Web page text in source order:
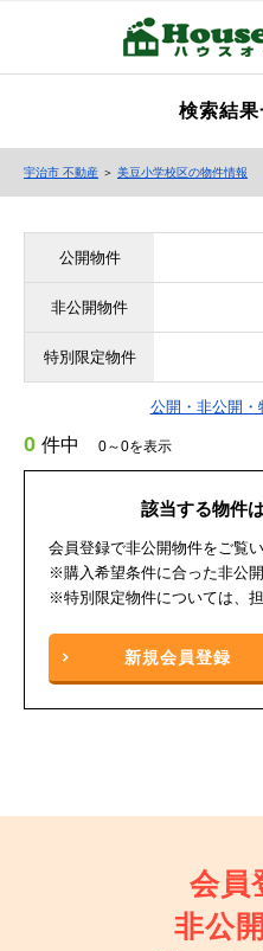
検索結果
宇治市 不動産 ＞ 美豆小学校区の物件情報
公開物件
非公開物件
特別限定物件
公開・非公開・
0 件中 0～0を表示
該当する物件
会員登録で非公開物件をご覧
※購入希望条件に合った非公
※特別限定物件については、
新規会員登録
会員
非公